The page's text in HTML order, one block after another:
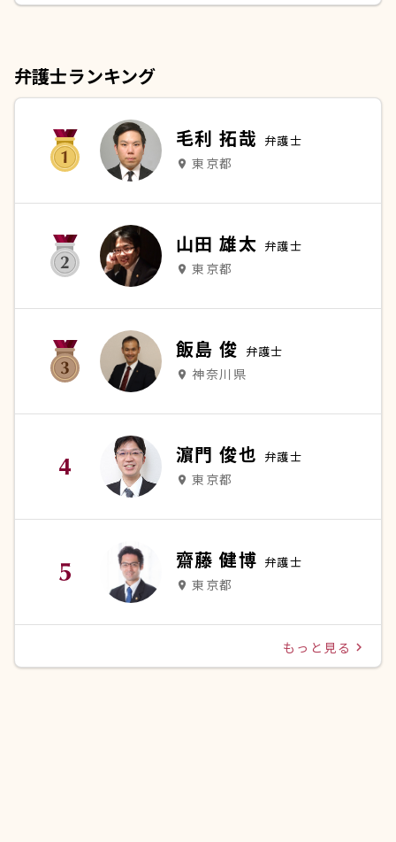
弁護士ランキング
毛利 拓哉 弁護士
place 東京都
山田 雄太 弁護士
place 東京都
飯島 俊 弁護士
place 神奈川県
濵門 俊也 弁護士
place 東京都
齋藤 健博 弁護士
place 東京都
もっと見る navigate_next